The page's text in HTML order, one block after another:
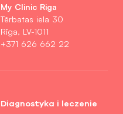
My Clinic Riga
Tērbatas iela 30
Rīga, LV-1011
+371 626 662 22
Diagnostyka i leczenie